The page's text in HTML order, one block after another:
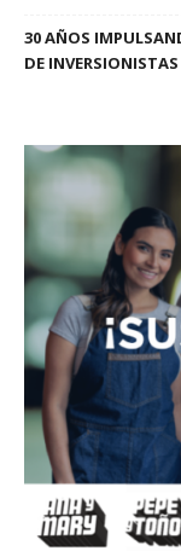
30 AÑOS
DE